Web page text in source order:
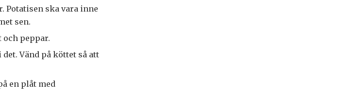
Potatisen ska vara inne
sen.
peppar.
Vänd på köttet så att
en plåt med